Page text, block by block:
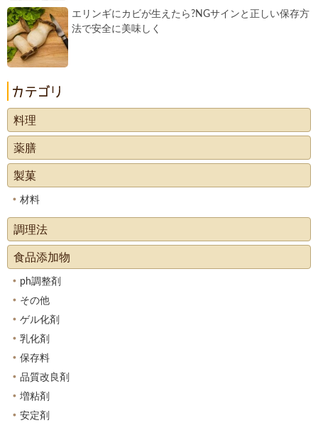
エリンギにカビが生えたら?NGサインと正しい保存方
法で安全に美味しく
料理
薬膳
製菓
材料
調理法
食品添加物
ph調整剤
その他
ゲル化剤
乳化剤
保存料
品質改良剤
増粘剤
安定剤